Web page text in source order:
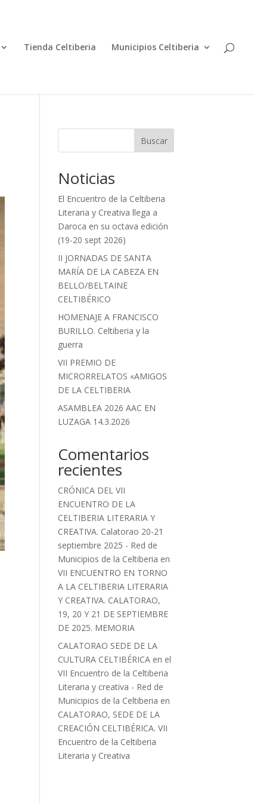
Tienda Celtiberia Municipios Celtiberia
Buscar
Noticias
El Encuentro de la Celtiberia
Literaria y Creativa llega a
Daroca en su octava edición
(19-20 sept 2026)
II JORNADAS DE SANTA
MARÍA DE LA CABEZA EN
BELLO/BELTAINE
CELTIBÉRICO
HOMENAJE A FRANCISCO
BURILLO. Celtiberia y la
guerra
VII PREMIO DE
MICRORRELATOS «AMIGOS
DE LA CELTIBERIA
ASAMBLEA 2026 AAC EN
LUZAGA 14.3.2026
Comentarios
recientes
CRÓNICA DEL VII
ENCUENTRO DE LA
CELTIBERIA LITERARIA Y
CREATIVA. Calatorao 20-21
septiembre 2025 - Red de
Municipios de la Celtiberia en
VII ENCUENTRO EN TORNO
A LA CELTIBERIA LITERARIA
Y CREATIVA. CALATORAO,
19, 20 Y 21 DE SEPTIEMBRE
DE 2025. MEMORIA
CALATORAO SEDE DE LA
CULTURA CELTIBÉRICA en el
VII Encuentro de la Celtiberia
Literaria y creativa - Red de
Municipios de la Celtiberia en
CALATORAO, SEDE DE LA
CREACIÓN CELTIBÉRICA. VII
Encuentro de la Celtiberia
Literaria y Creativa